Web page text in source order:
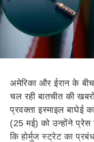
अमेरिका और ईरान के
चल रही बातचीत की
प्रवक्ता इस्माइल बाघेई
(25 मई) को उन्होंने प्रेस
कि होर्मुज स्ट्रेट का